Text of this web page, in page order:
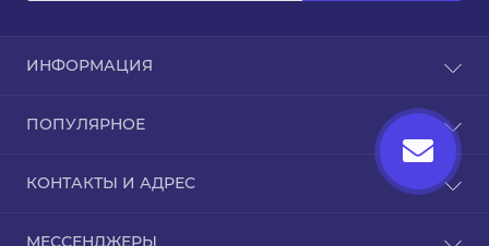
ИНФОРМАЦИЯ
Про магазин
Вернуть товар
Бренды
ПОПУЛЯРНОЕ
КОНТАКТЫ И АДРЕС
МЕССЕНДЖЕРЫ